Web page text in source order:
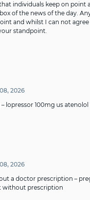
individuals keep on point
of the news of the day.
and whilst I can not
standpoint.
2026
lopressor 100mg us atenolol
2026
a doctor prescription –
without prescription